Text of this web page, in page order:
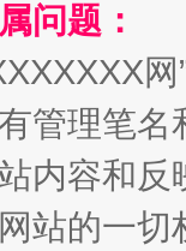
问题：
管理笔
内容和
站的一